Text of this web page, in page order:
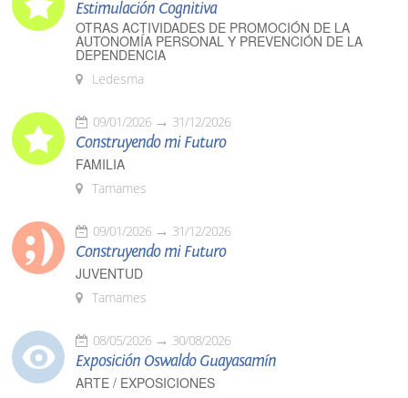
Estimulación Cognitiva
OTRAS ACTIVIDADES DE PROMOCIÓN DE LA
AUTONOMÍA PERSONAL Y PREVENCIÓN DE LA
DEPENDENCIA
Ledesma
09/01/2026 31/12/2026
Construyendo mi Futuro
FAMILIA
Tamames
09/01/2026 31/12/2026
Construyendo mi Futuro
JUVENTUD
Tamames
08/05/2026 30/08/2026
Exposición Oswaldo Guayasamín
ARTE / EXPOSICIONES